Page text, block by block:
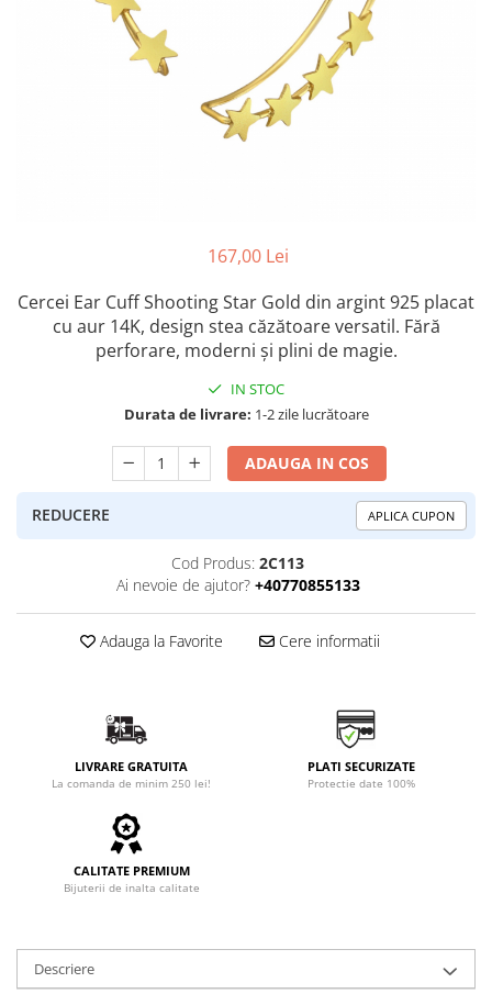
Colectia „ Bijuterii cu Email ”
Cadouri Craciun
167,00 Lei
Cercei Ear Cuff Shooting Star Gold din argint 925 placat
cu aur 14K, design stea căzătoare versatil. Fără
perforare, moderni și plini de magie.
IN STOC
Durata de livrare: 1-2 zile lucrătoare
ADAUGA IN COS
REDUCERE APLICA CUPON
Cod Produs: 2C113
Ai nevoie de ajutor? +40770855133
Adauga la Favorite Cere informatii
LIVRARE GRATUITA
La comanda de minim 250 lei!
PLATI SECURIZATE
Protectie date 100%
CALITATE PREMIUM
Bijuterii de inalta calitate
Descriere